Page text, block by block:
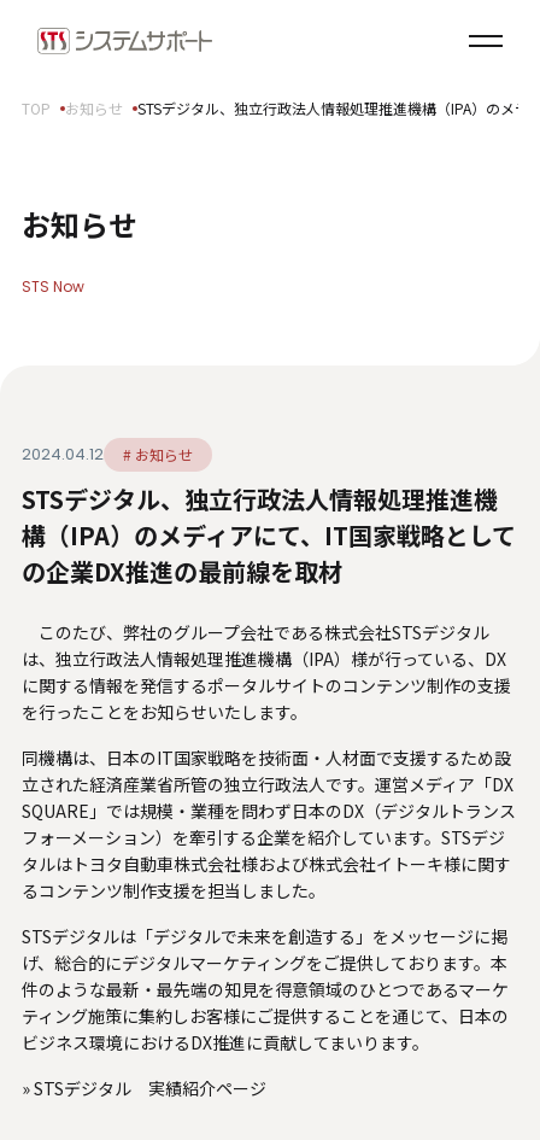
ソリューション・プロダクト
企業情報
拠点案内
SDGsへの取り組み
健康経営宣言
ダイバーシティ・エクイティ＆インクルージョン
人材関連データ・社外からの評価
採用情報
お知らせ
Microsoft Base Kanazawa
システムサポート胡蝶蘭オンラインショップ
SNS公式アカウント一覧
English
U.S. FrontLine
TOP お知らせ STSデジタル、独立行政法人情報処理推進機構（IPA）のメ
お知らせ
STS Now
2024.04.12 # お知らせ
STSデジタル、独立行政法人情報処理推進機
構（IPA）のメディアにて、IT国家戦略として
の企業DX推進の最前線を取材
このたび、弊社のグループ会社である株式会社STSデジタル
は、 独立行政法人情報処理推進機構（IPA） 様が行っている、DX
に関する情報を発信するポータルサイトのコンテンツ制作の支援
を行ったことをお知らせいたします。
同機構は、日本のIT国家戦略を技術面・人材面で支援するため設
立された経済産業省所管の独立行政法人です。運営メディア「DX
SQUARE 」では規模・業種を問わず日本のDX（デジタルトランス
フォーメーション）を牽引する企業を紹介しています。STSデジ
タルはトヨタ自動車株式会社様および株式会社イトーキ様に関す
るコンテンツ制作支援を担当しました。
STSデジタルは「デジタルで未来を創造する」をメッセージに掲
げ、総合的にデジタルマーケティングをご提供しております。本
件のような最新・最先端の知見を得意領域のひとつであるマーケ
ティング施策に集約しお客様にご提供することを通じて、日本の
ビジネス環境におけるDX推進に貢献してまいります。
»STSデジタル 実績紹介ページ